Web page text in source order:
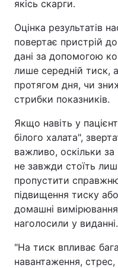
якісь скарги.
Оцінка результатів
повертає пристрій до
дані за допомогою
лише середній тиск,
протягом дня, чи
стрибки показників.
Якщо навіть у
білого халата",
важливо, оскільки
не завжди стоїть
пропустити
підвищення тиску або
домашні
наголосили у виданні.
"На тиск впливає
навантаження,